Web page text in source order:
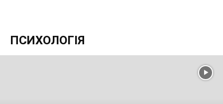
ПСИХОЛОГІЯ